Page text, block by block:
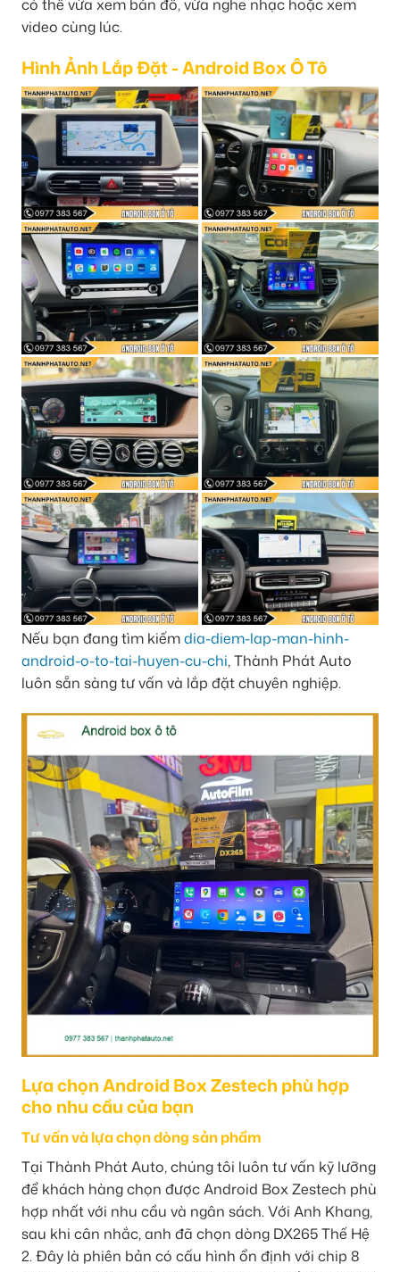
có thể vừa xem bản đồ, vừa nghe nhạc hoặc xem
video cùng lúc.
Hình Ảnh Lắp Đặt - Android Box Ô Tô
Nếu bạn đang tìm kiếmdia-diem-lap-man-hinh-
android-o-to-tai-huyen-cu-chi, Thành Phát Auto
luôn sẵn sàng tư vấn và lắp đặt chuyên nghiệp.
Lựa chọn Android Box Zestech phù hợp
cho nhu cầu của bạn
Tư vấn và lựa chọn dòng sản phẩm
Tại Thành Phát Auto, chúng tôi luôn tư vấn kỹ lưỡng
để khách hàng chọn được Android Box Zestech phù
hợp nhất với nhu cầu và ngân sách. Với Anh Khang,
sau khi cân nhắc, anh đã chọn dòng DX265 Thế Hệ
2. Đây là phiên bản có cấu hình ổn định với chip 8